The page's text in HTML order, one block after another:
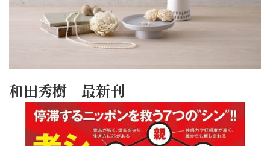
和田秀樹 最新刊